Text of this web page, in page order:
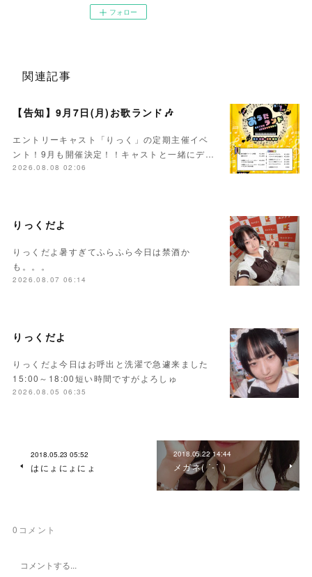
フォロー
関連記事
【告知】9月7日(月)お歌ランド🎶
エントリーキャスト「りっく」の定期主催イベ
ント！9月も開催決定！！キャストと一緒にデ…
2026.08.08 02:06
りっくだよ
りっくだよ暑すぎてふらふら今日は禁酒か
も。。。
2026.08.07 06:14
りっくだよ
りっくだよ今日はお呼出と洗濯で急遽来ました
15:00～18:00短い時間ですがよろしゅ
2026.08.05 06:35
2018.05.23 05:52
はにょにょにょ
2018.05.22 14:44
メガネ( ˙-˙ )
0 コメント